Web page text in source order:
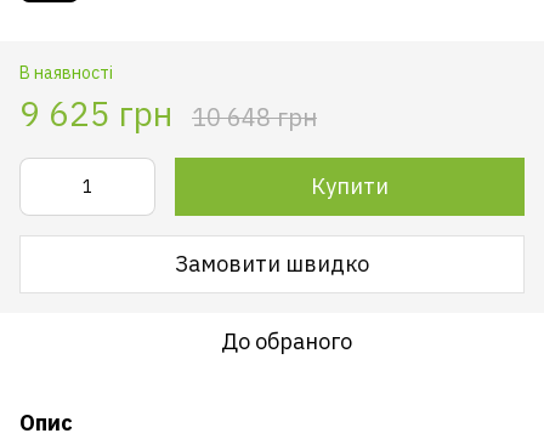
В наявності
9 625 грн 10 648 грн
Купити
Замовити швидко
До обраного
Опис